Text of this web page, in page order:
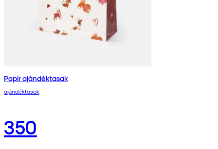
Papír ajándéktasak
ajándéktasak
350